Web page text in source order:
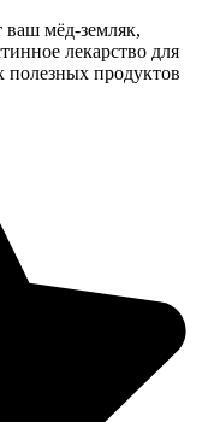
мёд-земляк,
лекарство для
полезных продуктов